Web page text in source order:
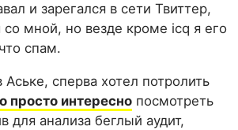
и зарегался в сети Твиттер,
со мной, но везде кроме icq я его
спам.
Аське, сперва хотел потролить
просто интересно посмотреть
для анализа беглый аудит,